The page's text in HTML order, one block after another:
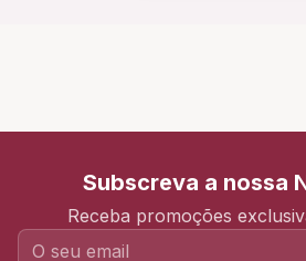
Subscreva a nossa
Receba promoções